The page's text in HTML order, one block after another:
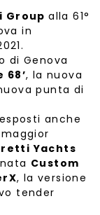
Groupalla 61°
in
di Genova
68’, la nuova
punta di
anche
Yachts
Custom
, la versione
tender